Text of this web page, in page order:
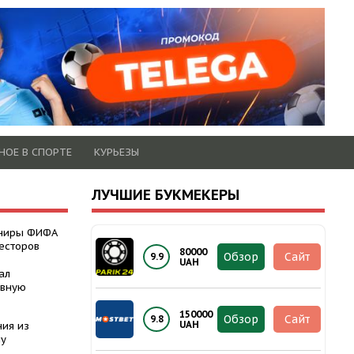
В СПОРТЕ КУРЬЕЗЫ
ФИФА
из
ЛУЧШИЕ БУКМЕКЕРЫ
9.9
80000
UAH
Обзор Сайт
9.8
150000
UAH
Обзор Сайт